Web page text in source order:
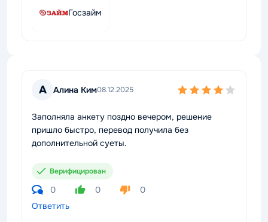
Госзайм
А Алина Ким08.12.2025
Заполняла анкету поздно вечером, решение
пришло быстро, перевод получила без
дополнительной суеты.
Верифицирован
0 0
0
Ответить